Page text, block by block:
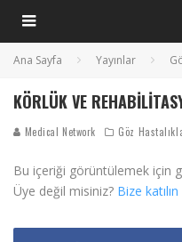
Ana Sayfa Yayınlar
KÖRLÜK VE
Medical Network Göz
Bu içeriği görüntülemek için
Üye değil misiniz? Bize katılın